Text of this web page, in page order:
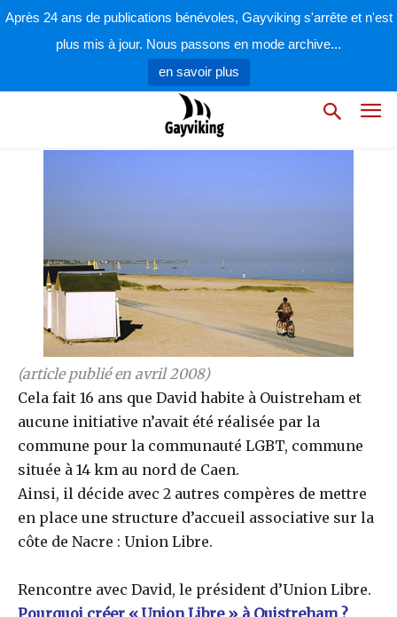
Après 24 ans de publications bénévoles, Gayviking s'arrête et n'est
plus mis à jour. Nous passons en mode archive...
en savoir plus
parla rédaction 1 avril 2008
(article publié en avril 2008)
Cela fait 16 ans que David habite à Ouistreham et
aucune initiative n’avait été réalisée par la
commune pour la communauté LGBT, commune
située à 14 km au nord de Caen.
Ainsi, il décide avec 2 autres compères de mettre
en place une structure d’accueil associative sur la
côte de Nacre : Union Libre.
Rencontre avec David, le président d’Union Libre.
Pourquoi créer « Union Libre » à Ouistreham ?